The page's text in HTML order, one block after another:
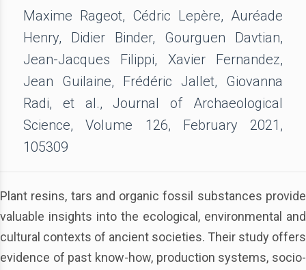
Maxime Rageot, Cédric Lepère, Auréade
Henry, Didier Binder, Gourguen Davtian,
Jean-Jacques Filippi, Xavier Fernandez,
Jean Guilaine, Frédéric Jallet, Giovanna
Radi, et al., Journal of Archaeological
Science, Volume 126, February 2021,
105309
Plant resins, tars and organic fossil substances provide
valuable insights into the ecological, environmental and
cultural contexts of ancient societies. Their study offers
evidence of past know-how, production systems, socio-